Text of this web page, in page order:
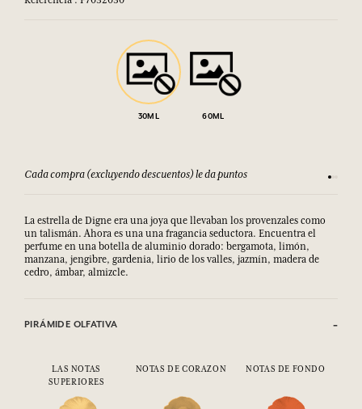
30ML 60ML
Cada compra (excluyendo descuentos) le da puntos
La estrella de Digne era una joya que llevaban los provenzales como
un talismán. Ahora es una una fragancia seductora. Encuentra el
perfume en una botella de aluminio dorado: bergamota, limón,
manzana, jengibre, gardenia, lirio de los valles, jazmín, madera de
cedro, ámbar, almizcle.
PIRÁMIDE OLFATIVA
LAS NOTAS
SUPERIORES
NOTAS DE CORAZON NOTAS DE FONDO